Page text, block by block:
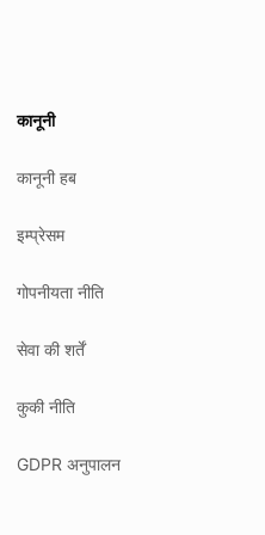
text.
कानूनी
कानूनी हब
इम्प्रेसम
गोपनीयता नीति
सेवा की शर्तें
कुकी नीति
GDPR अनुपालन